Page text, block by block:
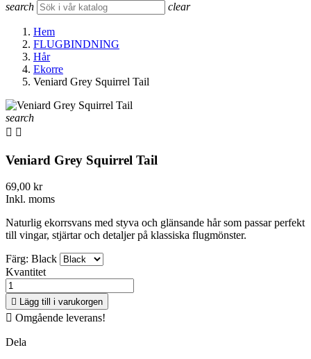
search clear
Hem
FLUGBINDNING
Hår
Ekorre
Veniard Grey Squirrel Tail
search
 
Veniard Grey Squirrel Tail
69,00 kr
Inkl. moms
Naturlig ekorrsvans med styva och glänsande hår som passar perfekt
till vingar, stjärtar och detaljer på klassiska flugmönster.
Färg: Black
Kvantitet
 Lägg till i varukorgen
 Omgående leverans!
Dela